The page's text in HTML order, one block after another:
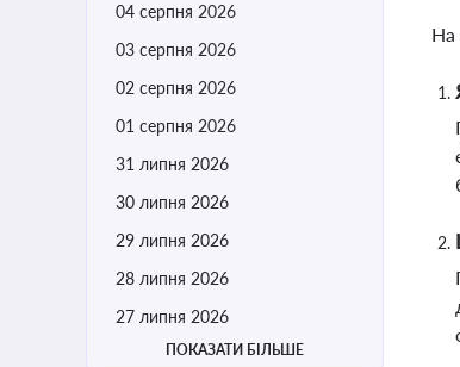
04 серпня 2026
03 серпня 2026
02 серпня 2026
01 серпня 2026
31 липня 2026
30 липня 2026
29 липня 2026
28 липня 2026
27 липня 2026
ПОКАЗАТИ БІЛЬШЕ
На